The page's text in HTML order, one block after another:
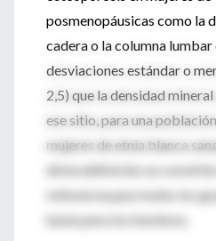
posmenopáusicas como la
cadera o la columna lumbar
desviaciones estándar o
2,5) que la densidad
ese sitio, para una
mujeres de etnia blanca
dicha definición se convirtió
referencia para todos los
hasta para los hombres.